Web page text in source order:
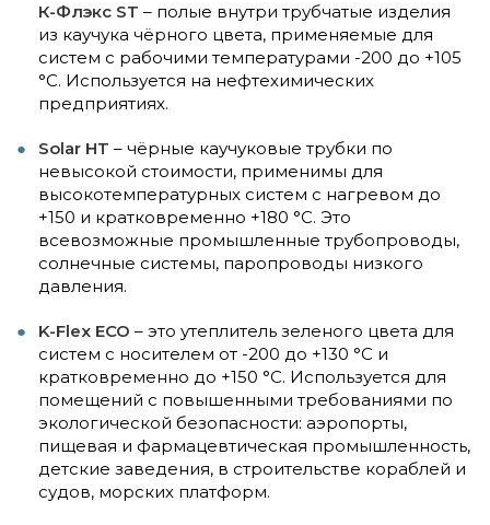
К-Флэкс ST – полые внутри трубчатые изделия
из каучука чёрного цвета, применяемые для
систем с рабочими температурами -200 до +105
°C. Используется на нефтехимических
предприятиях.
Solar HT – чёрные каучуковые трубки по
невысокой стоимости, применимы для
высокотемпературных систем с нагревом до
+150 и кратковременно +180 °C. Это
всевозможные промышленные трубопроводы,
солнечные системы, паропроводы низкого
давления.
K-Flex ECO – это утеплитель зеленого цвета для
систем с носителем от -200 до +130 °C и
кратковременно до +150 °C. Используется для
помещений с повышенными требованиями по
экологической безопасности: аэропорты,
пищевая и фармацевтическая промышленность,
детские заведения, в строительстве кораблей и
судов, морских платформ.